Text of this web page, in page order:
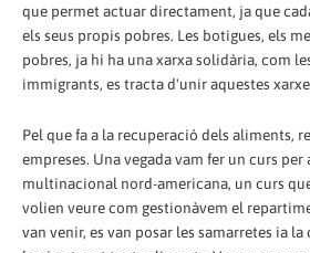
que permet actuar directament, ja que
els seus propis pobres. Les botigues, els
pobres, ja hi ha una xarxa solidària, com
immigrants, es tracta d'unir aquestes
Pel que fa a la recuperació dels aliments,
empreses. Una vegada vam fer un curs
multinacional nord-americana, un curs
volien veure com gestionàvem el
van venir, es van posar les samarretes ia